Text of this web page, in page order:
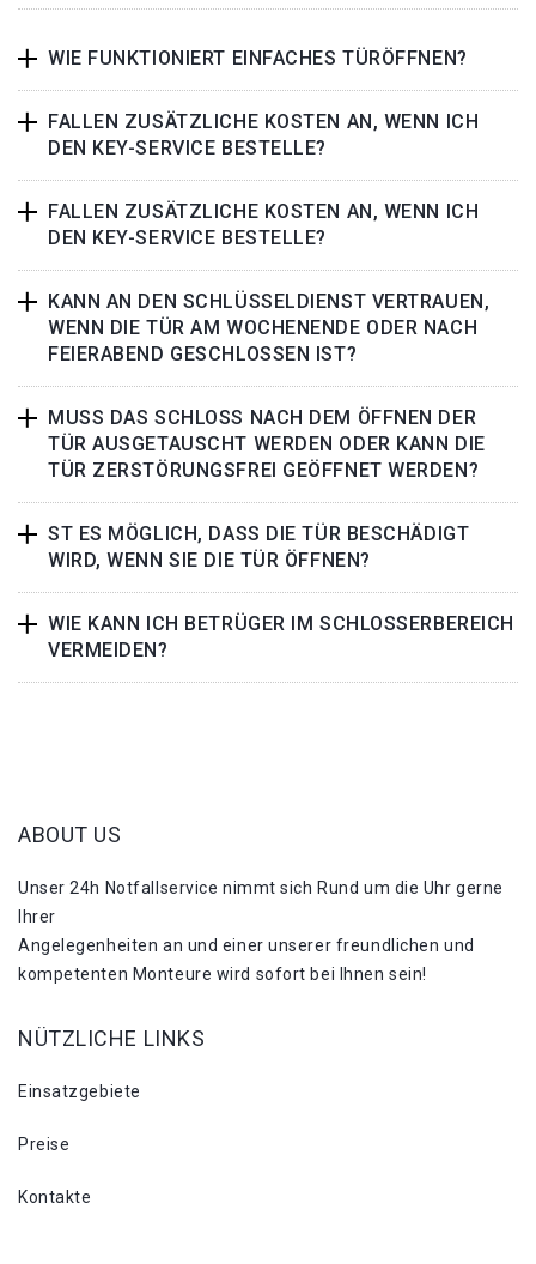
WIE FUNKTIONIERT EINFACHES TÜRÖFFNEN?
FALLEN ZUSÄTZLICHE KOSTEN AN, WENN ICH
DEN KEY-SERVICE BESTELLE?
FALLEN ZUSÄTZLICHE KOSTEN AN, WENN ICH
DEN KEY-SERVICE BESTELLE?
KANN AN DEN SCHLÜSSELDIENST VERTRAUEN,
WENN DIE TÜR AM WOCHENENDE ODER NACH
FEIERABEND GESCHLOSSEN IST?
MUSS DAS SCHLOSS NACH DEM ÖFFNEN DER
TÜR AUSGETAUSCHT WERDEN ODER KANN DIE
TÜR ZERSTÖRUNGSFREI GEÖFFNET WERDEN?
ST ES MÖGLICH, DASS DIE TÜR BESCHÄDIGT
WIRD, WENN SIE DIE TÜR ÖFFNEN?
WIE KANN ICH BETRÜGER IM SCHLOSSERBEREICH
VERMEIDEN?
ABOUT US
Unser 24h Notfallservice nimmt sich Rund um die Uhr gerne
Ihrer
Angelegenheiten an und einer unserer freundlichen und
kompetenten Monteure wird sofort bei Ihnen sein!
NÜTZLICHE LINKS
Einsatzgebiete
Preise
Kontakte